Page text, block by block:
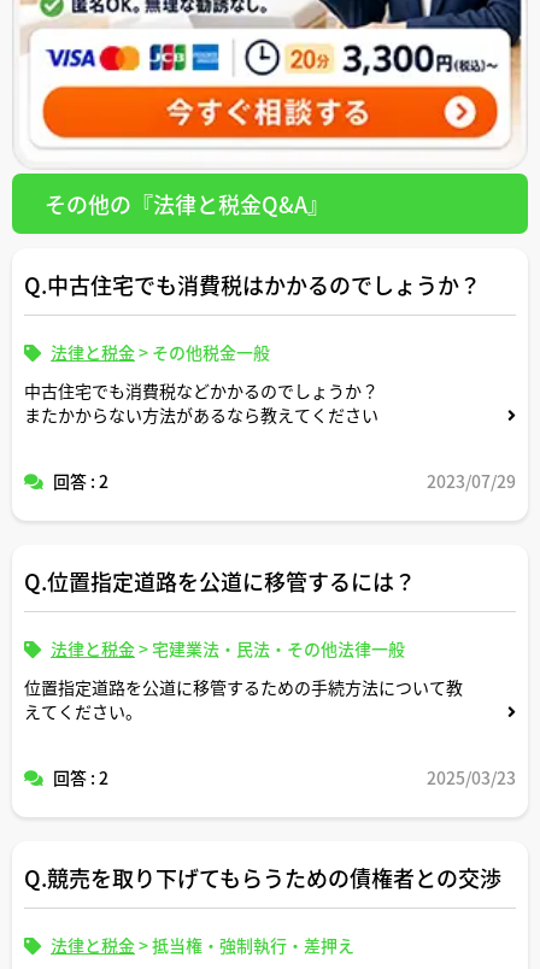
その他の『法律と税金Q&A』
Q.中古住宅でも消費税はかかるのでしょうか？
法律と税金> その他税金一般
中古住宅でも消費税などかかるのでしょうか？
またかからない方法があるなら教えてください
回答 : 2 2023/07/29
Q.位置指定道路を公道に移管するには？
法律と税金>宅建業法・民法・その他法律一般
位置指定道路を公道に移管するための手続方法について教
えてください。
回答 : 2 2025/03/23
Q.競売を取り下げてもらうための債権者との交渉
法律と税金>抵当権・強制執行・差押え